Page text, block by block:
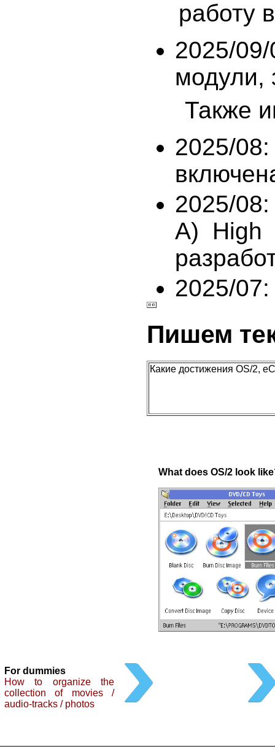
работу
2025/
модули,
Также
2025/
2025/
A) High
2025/
Пишем
Какие достижения OS/2,
What does OS/2 look
For dummies
How to organize the
collection of movies /
audio-tracks / photos